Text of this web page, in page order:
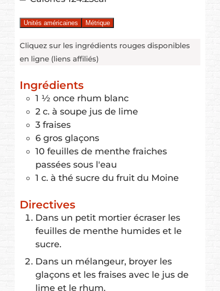
Unités américaines Métrique
Cliquez sur les ingrédients rouges disponibles
en ligne (liens affiliés)
Ingrédients
1 ½ once rhum blanc
2 c. à soupe jus de lime
3 fraises
6 gros glaçons
10 feuilles de menthe fraiches
passées sous l'eau
1 c. à thé sucre du fruit du Moine
Directives
Dans un petit mortier écraser les
feuilles de menthe humides et le
sucre.
Dans un mélangeur, broyer les
glaçons et les fraises avec le jus de
lime et le rhum.